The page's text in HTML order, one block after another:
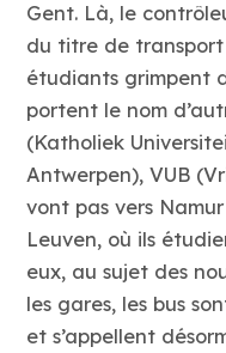
Gent. Là, le
du titre de transport
étudiants grimpent
portent le nom
(Katholiek
Antwerpen), VUB
vont pas vers
Leuven, où ils
eux, au sujet des
les gares, les bus
et s’appellent